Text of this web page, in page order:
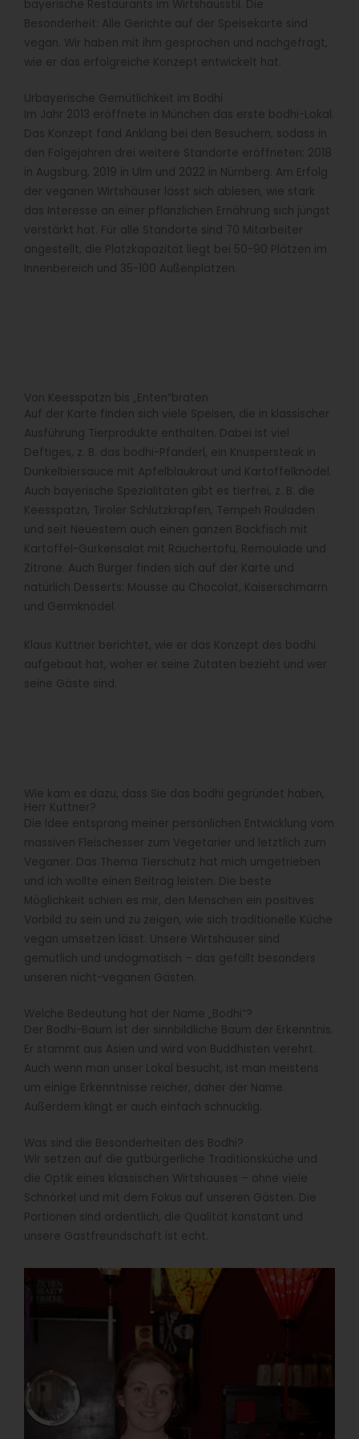
bayerische Restaurants im Wirtshausstil. Die
Besonderheit: Alle Gerichte auf der Speisekarte sind
vegan. Wir haben mit ihm gesprochen und nachgefragt,
wie er das erfolgreiche Konzept entwickelt hat.
Urbayerische Gemütlichkeit im Bodhi
Im Jahr 2013 eröffnete in München das erste bodhi-Lokal.
Das Konzept fand Anklang bei den Besuchern, sodass in
den Folgejahren drei weitere Standorte eröffneten: 2018
in Augsburg, 2019 in Ulm und 2022 in Nürnberg. Am Erfolg
der veganen Wirtshäuser lässt sich ablesen, wie stark
das Interesse an einer pflanzlichen Ernährung sich jüngst
verstärkt hat. Für alle Standorte sind 70 Mitarbeiter
angestellt, die Platzkapazität liegt bei 50-90 Plätzen im
Innenbereich und 35-100 Außenplätzen.
Von Keesspatzn bis „Enten“braten
Auf der Karte finden sich viele Speisen, die in klassischer
Ausführung Tierprodukte enthalten. Dabei ist viel
Deftiges, z. B. das bodhi-Pfanderl, ein Knuspersteak in
Dunkelbiersauce mit Apfelblaukraut und Kartoffelknödel.
Auch bayerische Spezialitäten gibt es tierfrei, z. B. die
Keesspatzn, Tiroler Schlutzkrapfen, Tempeh Rouladen
und seit Neuestem auch einen ganzen Backfisch mit
Kartoffel-Gurkensalat mit Räuchertofu, Remoulade und
Zitrone. Auch Burger finden sich auf der Karte und
natürlich Desserts: Mousse au Chocolat, Kaiserschmarrn
und Germknödel.
Klaus Kuttner berichtet, wie er das Konzept des bodhi
aufgebaut hat, woher er seine Zutaten bezieht und wer
seine Gäste sind.
Wie kam es dazu, dass Sie das bodhi gegründet haben,
Herr Kuttner?
Die Idee entsprang meiner persönlichen Entwicklung vom
massiven Fleischesser zum Vegetarier und letztlich zum
Veganer. Das Thema Tierschutz hat mich umgetrieben
und ich wollte einen Beitrag leisten. Die beste
Möglichkeit schien es mir, den Menschen ein positives
Vorbild zu sein und zu zeigen, wie sich traditionelle Küche
vegan umsetzen lässt. Unsere Wirtshäuser sind
gemütlich und undogmatisch – das gefällt besonders
unseren nicht-veganen Gästen.
Welche Bedeutung hat der Name „Bodhi“?
Der Bodhi-Baum ist der sinnbildliche Baum der Erkenntnis.
Er stammt aus Asien und wird von Buddhisten verehrt.
Auch wenn man unser Lokal besucht, ist man meistens
um einige Erkenntnisse reicher, daher der Name.
Außerdem klingt er auch einfach schnucklig.
Was sind die Besonderheiten des Bodhi?
Wir setzen auf die gutbürgerliche Traditionsküche und
die Optik eines klassischen Wirtshauses – ohne viele
Schnörkel und mit dem Fokus auf unseren Gästen. Die
Portionen sind ordentlich, die Qualität konstant und
unsere Gastfreundschaft ist echt.